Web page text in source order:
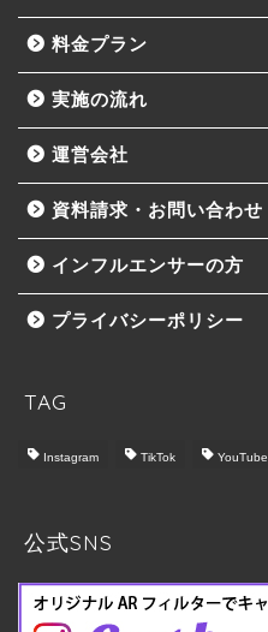
料金プラン
実施の流れ
運営会社
資料請求・お問い合わせ
インフルエンサーの方
プライバシーポリシー
TAG
Instagram TikTok YouTube
公式SNS